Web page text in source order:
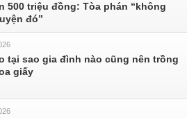
500 triệu đồng: Tòa phán “không
đó”
tại sao gia đình nào cũng nên trồng
giấy